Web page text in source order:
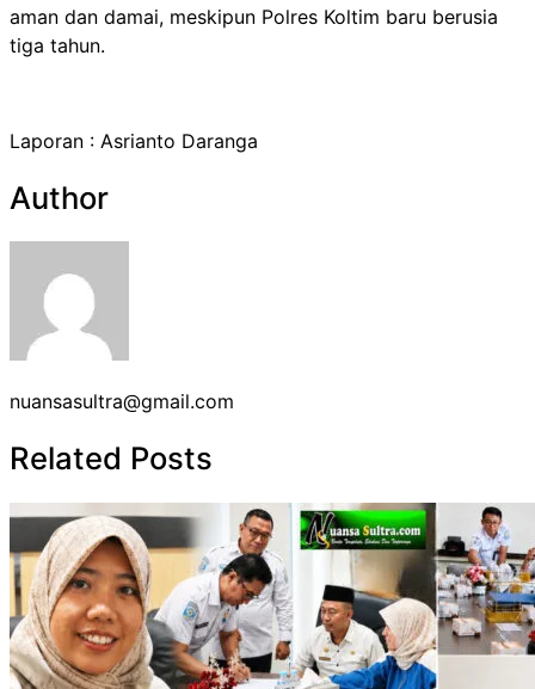
aman dan damai, meskipun Polres Koltim baru berusia
tiga tahun.
Laporan : Asrianto Daranga
Author
nuansasultra@gmail.com
Related Posts